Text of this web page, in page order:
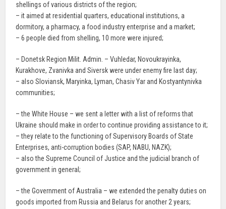
shellings of various districts of the region;
– it aimed at residential quarters, educational institutions, a
dormitory, a pharmacy, a food industry enterprise and a market;
– 6 people died from shelling, 10 more were injured;
– Donetsk Region Milit. Admin. – Vuhledar, Novoukrayinka,
Kurakhove, Zvanivka and Siversk were under enemy fire last day;
– also Sloviansk, Maryinka, Lyman, Chasiv Yar and Kostyantynivka
communities;
– the White House – we sent a letter with a list of reforms that
Ukraine should make in order to continue providing assistance to it;
– they relate to the functioning of Supervisory Boards of State
Enterprises, anti-corruption bodies (SAP, NABU, NAZK);
– also the Supreme Council of Justice and the judicial branch of
government in general;
– the Government of Australia – we extended the penalty duties on
goods imported from Russia and Belarus for another 2 years;